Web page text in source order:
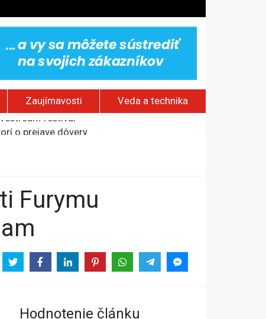
Zaujímavosti Veda a technika
festival
o prejave dôvery
Hodnotenie článku